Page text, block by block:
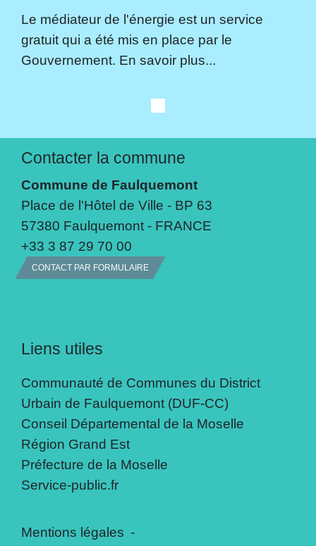
Le médiateur de l'énergie est un service
gratuit qui a été mis en place par le
Gouvernement. En savoir plus...
Contacter la commune
Commune de Faulquemont
Place de l'Hôtel de Ville - BP 63
57380 Faulquemont - FRANCE
+33 3 87 29 70 00
CONTACT PAR FORMULAIRE
Liens utiles
Communauté de Communes du District
Urbain de Faulquemont (DUF-CC)
Conseil Départemental de la Moselle
Région Grand Est
Préfecture de la Moselle
Service-public.fr
Mentions légales -